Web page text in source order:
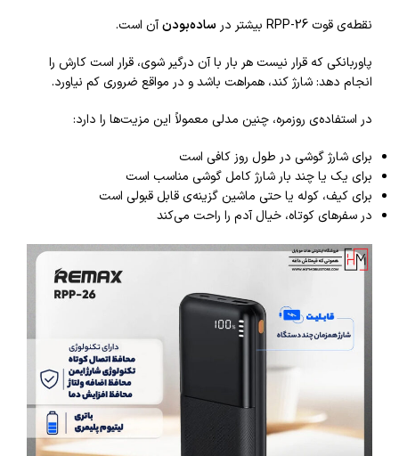
نقطه‌ی قوت RPP-26 بیشتر در ساده‌بودنآن است.
پاوربانکی که قرار نیست هر بار با آن درگیر شوی، قرار است کارش را
انجام دهد: شارژ کند، همراهت باشد و در مواقع ضروری کم نیاورد.
در استفاده‌ی روزمره، چنین مدلی معمولاً این مزیت‌ها را دارد:
برای شارژ گوشی در طول روز کافی است
برای یک یا چند بار شارژ کامل گوشی مناسب است
برای کیف، کوله یا حتی ماشین گزینه‌ی قابل قبولی است
در سفرهای کوتاه، خیال آدم را راحت می‌کند